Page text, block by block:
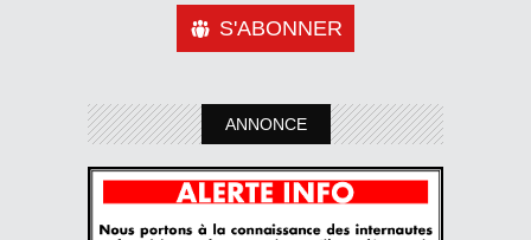
S'ABONNER
ANNONCE